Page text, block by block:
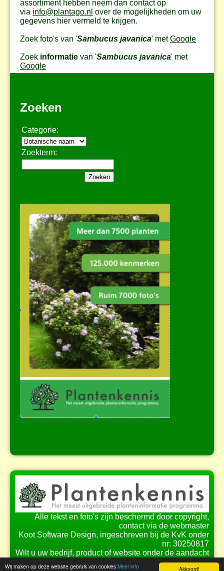
Akkoord!
Wij maken op deze website gebruik van cookies Meer info
assortiment hebben neem dan contact op
via info@plantago.nl over de mogelijkheden om uw
gegevens hier vermeld te krijgen.
Zoek foto's van 'Sambucus javanica' metGoogle
Zoek informatie van 'Sambucus javanica' met
Google
Zoeken
Categorie:
Zoekterm:
Alle tekst en foto's zijn beschermd door copyright,
contact via de webmaster
Koot Software Design, ingeschreven bij de KvK onder
nr: 30250817
Wilt u uw bedrijf, product of website onder de aandacht
brengen bij onze bezoekers?